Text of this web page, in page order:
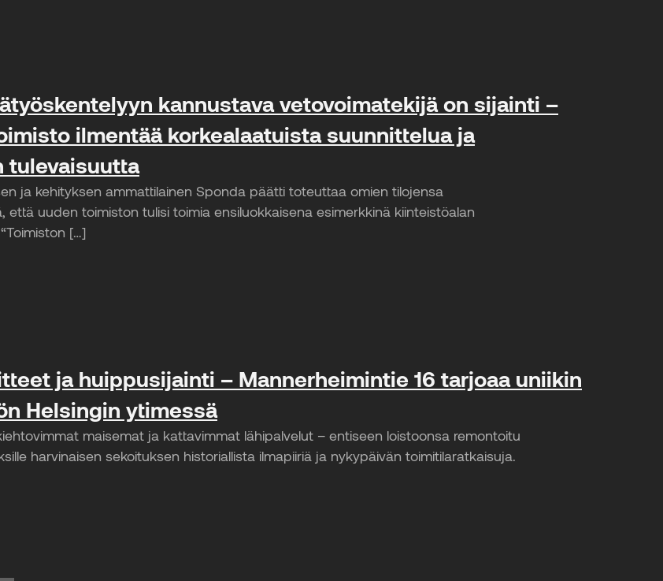
kannustava vetovoimatekijä on sijainti –
ilmentää korkealaatuista suunnittelua ja
tulevaisuutta
ja kehityksen ammattilainen Sponda päätti toteuttaa omien tilojensa
että uuden toimiston tulisi toimia ensiluokkaisena esimerkkinä kiinteistöalan
[…]
ja huippusijainti – Mannerheimintie 16 tarjoaa uniikin
Helsingin ytimessä
maisemat ja kattavimmat lähipalvelut – entiseen loistoonsa remontoitu
harvinaisen sekoituksen historiallista ilmapiiriä ja nykypäivän toimitilaratkaisuja.